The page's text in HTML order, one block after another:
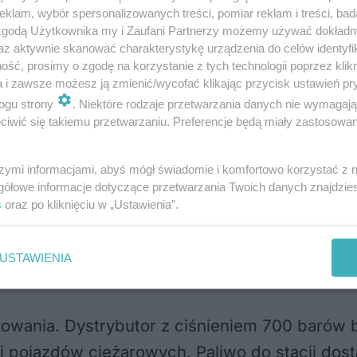
prac. Z ziemi wystają pręty zbrojeniowe,
pod którymi znajdować się będą m.in.
średniego ciśnienia i stacja
ulicy. Za pobliską stacją trafo stanie pylon
cena za kilogram wodoru.
jest podobny do tego z
technicznych (wyrównanie ciśnienia)
Dystrybutor z ciśnieniem 700 barów
ciężarowych. Paliwo do stacji
wybór spersonalizowanych treści, pomiar reklam i treści,
Użytkownika my i Zaufani Partnerzy możemy używać
aktywnie skanować charakterystykę urządzenia do celów
prosimy o zgodę na korzystanie z tych technologii poprzez
i zawsze możesz ją zmienić/wycofać klikając przycisk ustawień
strony
. Niektóre rodzaje przetwarzania danych nie
się takiemu przetwarzaniu. Preferencje będą miały
informacjami, abyś mógł świadomie i komfortowo korzystać z
informacje dotyczące przetwarzania Twoich danych
oraz po kliknięciu w „Ustawienia”.
USTAWIENIA